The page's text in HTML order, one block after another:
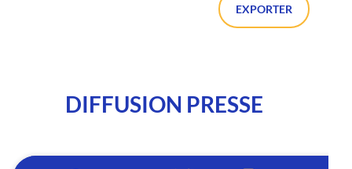
EXPORTER
DIFFUSION PRESSE